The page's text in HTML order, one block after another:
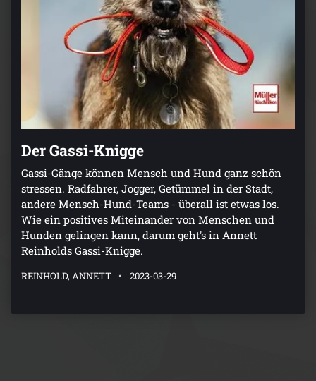
Der Gassi-Knigge
Gassi-Gänge können Mensch und Hund ganz schön
stressen. Radfahrer, Jogger, Getümmel in der Stadt,
andere Mensch-Hund-Teams - überall ist etwas los.
Wie ein positives Miteinander von Menschen und
Hunden gelingen kann, darum geht's in Annett
Reinholds Gassi-Knigge.
REINHOLD, ANNETT 2023-03-29